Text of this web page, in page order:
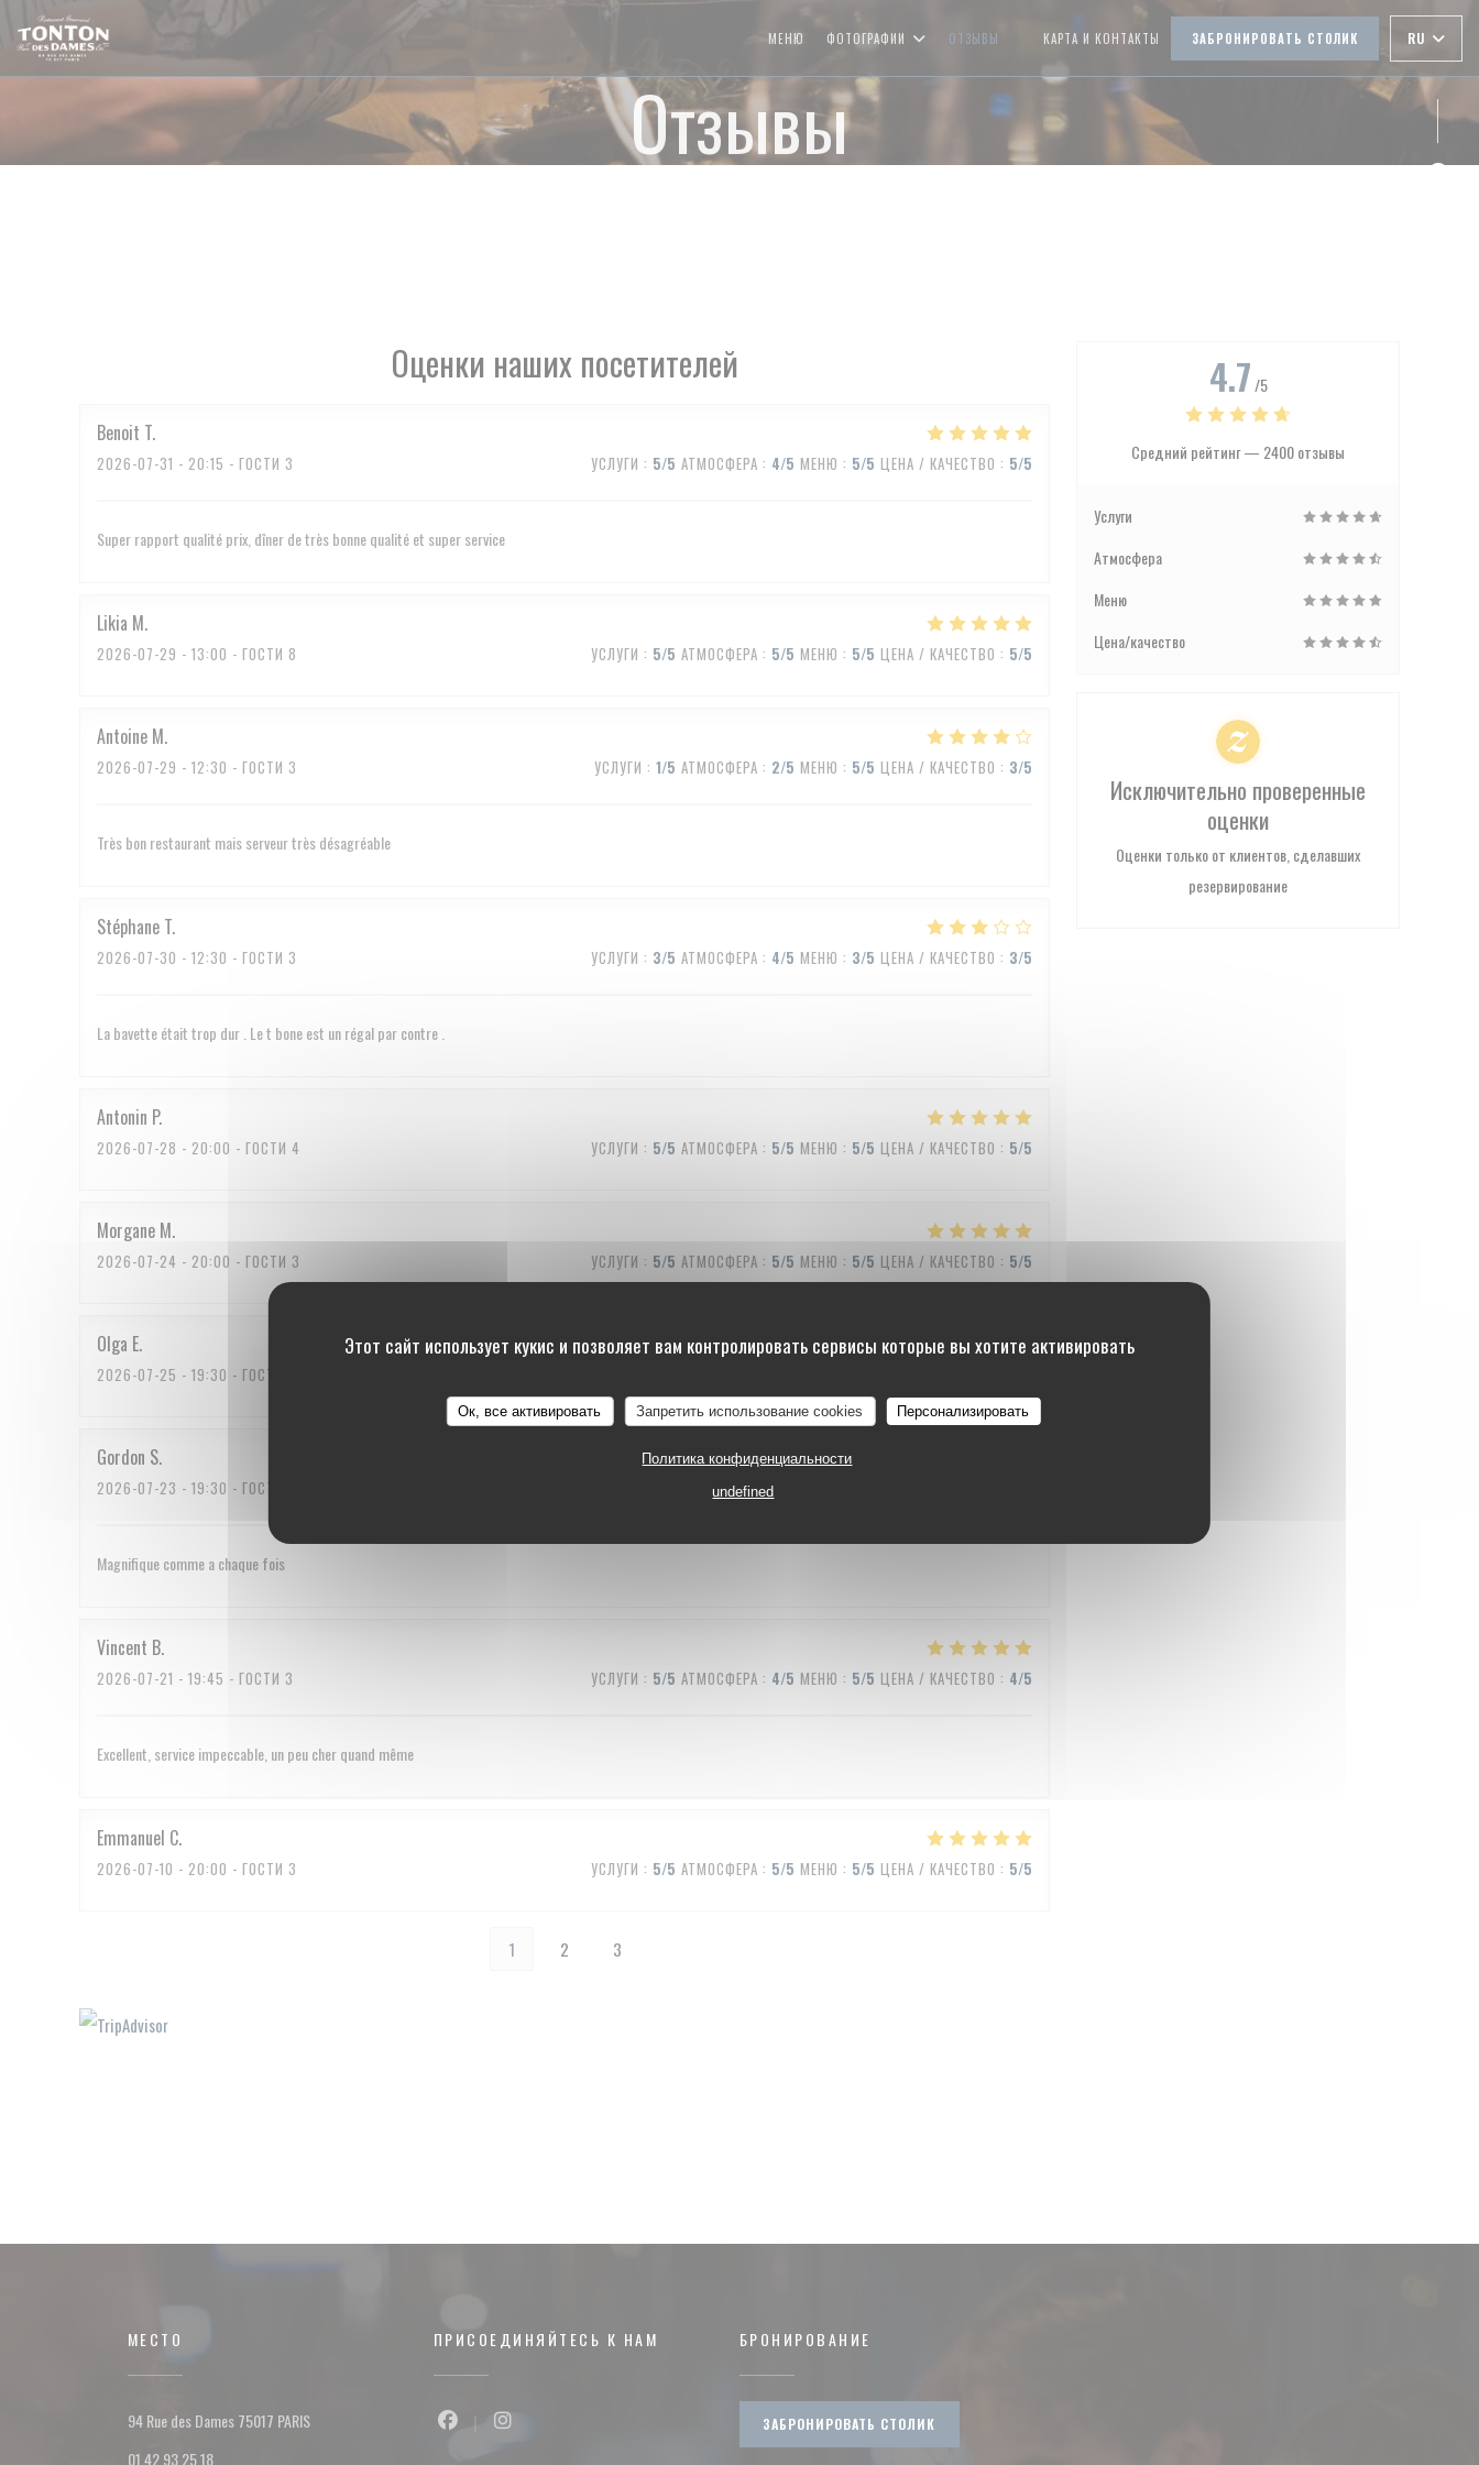
Панель управления cookies
Этот сайт использует кукис и позволяет вам контролировать сервисы которые вы хотите активировать
Ок, все активировать Запретить использование cookies Персонализировать
Политика конфиденциальности
undefined
МЕНЮ ФОТОГРАФИИ ОТЗЫВЫ
((ОТКРЫВАЕТСЯ В НОВОМ ОКНЕ))
КАРТА И КОНТАКТЫ ЗАБРОНИРОВАТЬ СТОЛИК RU
Отзывы
Оценки наших посетителей
Benoit T
2026-07-31 - 20:15 - ГОСТИ 3 УСЛУГИ : 5/5 АТМОСФЕРА : 4/5 МЕНЮ : 5/5 ЦЕНА / КАЧЕСТВО : 5/5
Super rapport qualité prix, dîner de très bonne qualité et super service
Likia M
2026-07-29 - 13:00 - ГОСТИ 8 УСЛУГИ : 5/5 АТМОСФЕРА : 5/5 МЕНЮ : 5/5 ЦЕНА / КАЧЕСТВО : 5/5
Antoine M
2026-07-29 - 12:30 - ГОСТИ 3 УСЛУГИ : 1/5 АТМОСФЕРА : 2/5 МЕНЮ : 5/5 ЦЕНА / КАЧЕСТВО : 3/5
Très bon restaurant mais serveur très désagréable
Stéphane T
2026-07-30 - 12:30 - ГОСТИ 3 УСЛУГИ : 3/5 АТМОСФЕРА : 4/5 МЕНЮ : 3/5 ЦЕНА / КАЧЕСТВО : 3/5
La bavette était trop dur . Le t bone est un régal par contre .
Antonin P
2026-07-28 - 20:00 - ГОСТИ 4 УСЛУГИ : 5/5 АТМОСФЕРА : 5/5 МЕНЮ : 5/5 ЦЕНА / КАЧЕСТВО : 5/5
Morgane M
2026-07-24 - 20:00 - ГОСТИ 3 УСЛУГИ : 5/5 АТМОСФЕРА : 5/5 МЕНЮ : 5/5 ЦЕНА / КАЧЕСТВО : 5/5
Olga E
2026-07-25 - 19:30 - ГОСТИ 2
Gordon S
2026-07-23 - 19:30 - ГОСТИ 2 АТМОСФЕРА: 5
Magnifique comme a chaque fois
Vincent B
2026-07-21 - 19:45 - ГОСТИ 3 УСЛУГИ : 5/5 АТМОСФЕРА : 4/5 МЕНЮ : 5/5 ЦЕНА / КАЧЕСТВО : 4/5
Excellent, service impeccable, un peu cher quand même
Emmanuel C
2026-07-10 - 20:00 - ГОСТИ 3 УСЛУГИ : 5/5 АТМОСФЕРА : 5/5 МЕНЮ : 5/5 ЦЕНА / КАЧЕСТВО : 5/5
1 2 3
4.7 /5
Средний рейтинг — 2400 отзывы
Услуги
Атмосфера
Меню
Цена/качество
Исключительно проверенные
оценки
Оценки только от клиентов, сделавших
резервирование
МЕСТО
94 Rue des Dames 75017 PARIS((открывается в новом окне))
01 42 93 25 18
ПРИСОЕДИНЯЙТЕСЬ К НАМ
Facebook ((открывается в новом окне))
Instagram ((открывается в новом окне))
БРОНИРОВАНИЕ
ЗАБРОНИРОВАТЬ СТОЛИК